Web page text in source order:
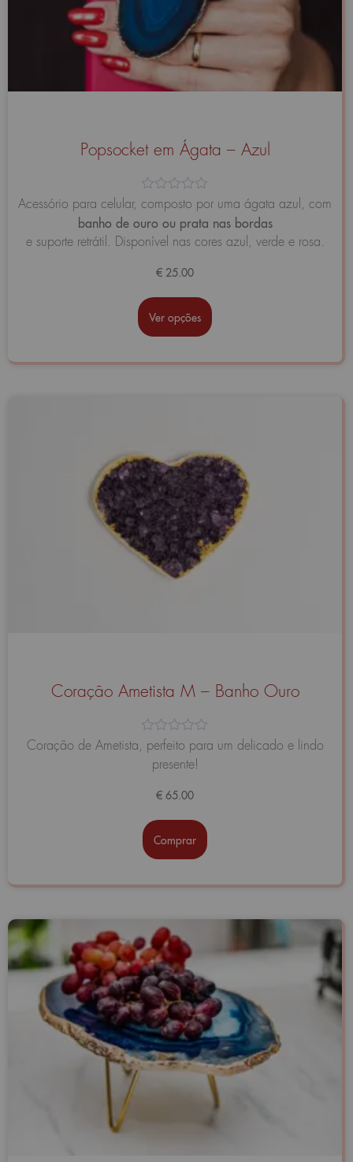
Popsocket em Ágata – Azul
Avaliação
de
5
Acessório para celular, composto por uma ágata azul, com
banho de ouro ou prata nas bordas
e suporte retrátil. Disponível nas cores azul, verde e rosa.
€ 25.00
Ver opções
Coração Ametista M – Banho Ouro
Avaliação
Coração de Ametista, perfeito para um delicado e lindo
presente!
€ 65.00
Comprar